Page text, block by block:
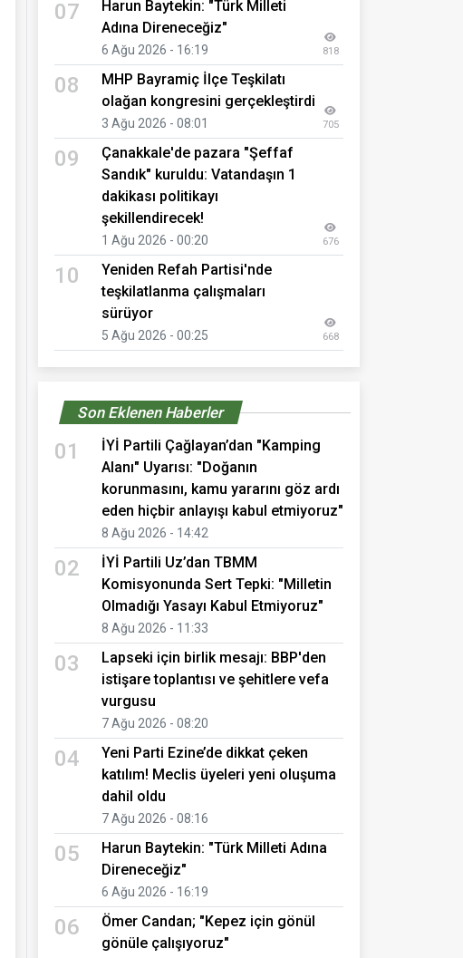
07
Harun Baytekin: "Türk Milleti
Adına Direneceğiz"
6 Ağu 2026 - 16:19 818
08
MHP Bayramiç İlçe Teşkilatı
olağan kongresini gerçekleştirdi
3 Ağu 2026 - 08:01 705
09
Çanakkale'de pazara "Şeffaf
Sandık" kuruldu: Vatandaşın 1
dakikası politikayı
şekillendirecek!
1 Ağu 2026 - 00:20 676
10
Yeniden Refah Partisi'nde
teşkilatlanma çalışmaları
sürüyor
5 Ağu 2026 - 00:25 668
Son Eklenen Haberler
01
İYİ Partili Çağlayan’dan "Kamping
Alanı" Uyarısı: "Doğanın
korunmasını, kamu yararını göz ardı
eden hiçbir anlayışı kabul etmiyoruz"
8 Ağu 2026 - 14:42
02
İYİ Partili Uz’dan TBMM
Komisyonunda Sert Tepki: "Milletin
Olmadığı Yasayı Kabul Etmiyoruz"
8 Ağu 2026 - 11:33
03
Lapseki için birlik mesajı: BBP'den
istişare toplantısı ve şehitlere vefa
vurgusu
7 Ağu 2026 - 08:20
04
Yeni Parti Ezine’de dikkat çeken
katılım! Meclis üyeleri yeni oluşuma
dahil oldu
7 Ağu 2026 - 08:16
05
Harun Baytekin: "Türk Milleti Adına
Direneceğiz"
6 Ağu 2026 - 16:19
06
Ömer Candan; "Kepez için gönül
gönüle çalışıyoruz"